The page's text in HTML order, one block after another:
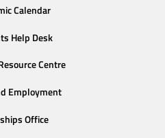
Calendar
Help Desk
Centre
Employment
Office